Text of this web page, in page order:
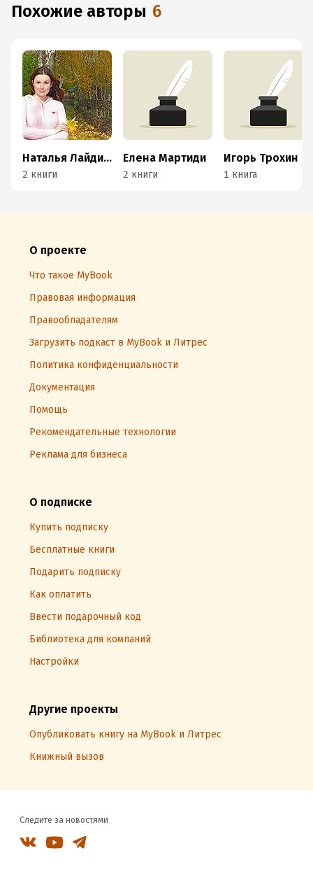
Похожие авторы 6
Наталья Лайдинен
2 книги
Елена Мартиди
2 книги
Игорь Трохин
1 книга
О проекте
Что такое MyBook
Правовая информация
Правообладателям
Загрузить подкаст в MyBook и Литрес
Политика конфиденциальности
Документация
Помощь
Рекомендательные технологии
Реклама для бизнеса
О подписке
Купить подписку
Бесплатные книги
Подарить подписку
Как оплатить
Ввести подарочный код
Библиотека для компаний
Настройки
Другие проекты
Опубликовать книгу на MyBook и Литрес
Книжный вызов
Следите за новостями